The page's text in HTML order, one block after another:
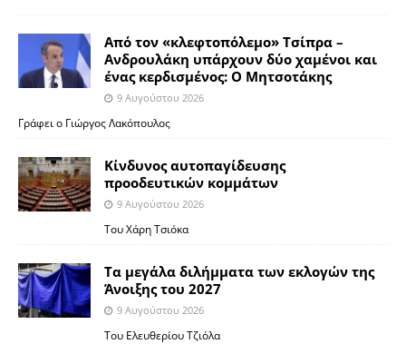
Από τον «κλεφτοπόλεμο» Τσίπρα –
Ανδρουλάκη υπάρχουν δύο χαμένοι και
ένας κερδισμένος: Ο Μητσοτάκης
9 Αυγούστου 2026
Γράφει ο Γιώργος Λακόπουλος
Κίνδυνος αυτοπαγίδευσης
προοδευτικών κομμάτων
9 Αυγούστου 2026
Του Χάρη Τσιόκα
Τα μεγάλα διλήμματα των εκλογών της
Άνοιξης του 2027
9 Αυγούστου 2026
Του Ελευθερίου Τζιόλα